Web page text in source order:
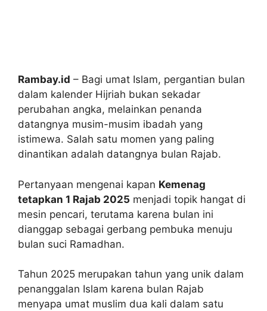
Rambay.id – Bagi umat Islam, pergantian bulan
dalam kalender Hijriah bukan sekadar
perubahan angka, melainkan penanda
datangnya musim-musim ibadah yang
istimewa. Salah satu momen yang paling
dinantikan adalah datangnya bulan Rajab.
Pertanyaan mengenai kapan Kemenag
tetapkan 1 Rajab 2025 menjadi topik hangat di
mesin pencari, terutama karena bulan ini
dianggap sebagai gerbang pembuka menuju
bulan suci Ramadhan.
Tahun 2025 merupakan tahun yang unik dalam
penanggalan Islam karena bulan Rajab
menyapa umat muslim dua kali dalam satu